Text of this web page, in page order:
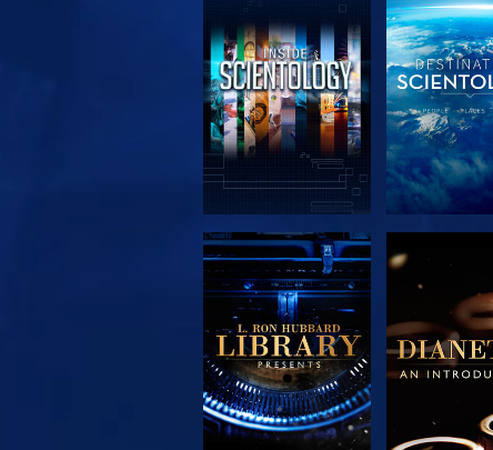
DÉCOUVRIR LES
SÉRIES